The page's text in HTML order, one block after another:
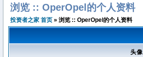
浏览 :: OperOpel的个人资料
投资者之家 首页 » 浏览 :: OperOpel的个人资料
头像